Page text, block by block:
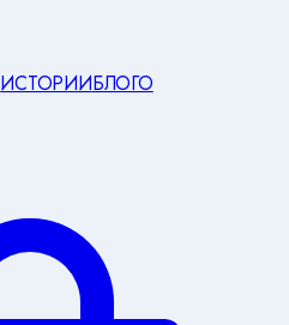
ИСТОРИИБЛОГО